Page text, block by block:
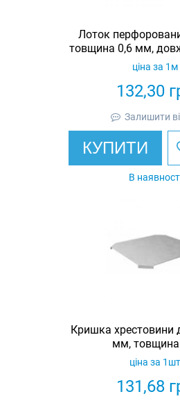
Лоток
товщина 0,6 мм,
132,30
ціна за 1м
Залишити
КУПИТИ
В
Кришка хрестовини
мм,
131,68
ціна за 1шт